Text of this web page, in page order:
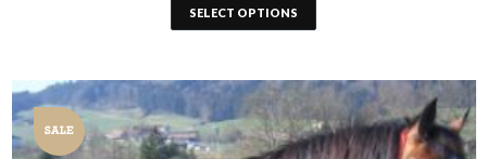
SELECT OPTIONS
SALE